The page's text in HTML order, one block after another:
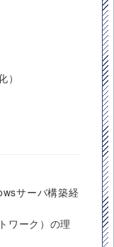
サーバ構築経
ワーク）の理